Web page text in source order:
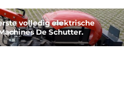
volledig elektrische
De Schutter.